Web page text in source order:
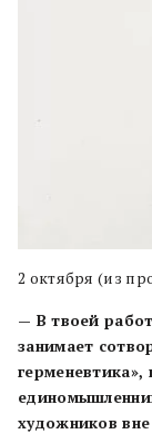
2 октября (из
— В твоей
занимает
художников